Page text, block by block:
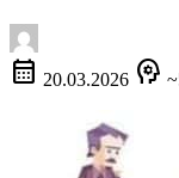
calendar_month 20.03.2026 psychology